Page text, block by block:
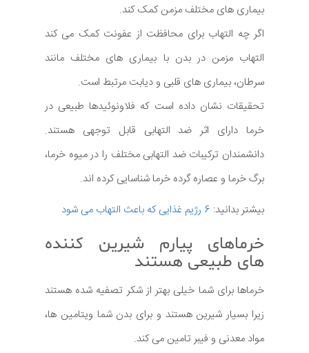
بیماری های مختلف مزمن کمک کند.
اگر چه التهاب برای محافظت از عفونت کمک می کند
التهاب مزمن در بدن با بیماری های مختلف مانند
سرطان، بیماری های قلبی و دیابت مرتبط است.
تحقیقات نشان داده است که فلاونوئیدها طبیعی در
خرما دارای اثر ضد التهابی قابل توجهی هستند.
دانشمندان ترکیبات ضد التهابی مختلف را در میوه خرما،
برگ خرما و عصاره گرده خرما شناسایی کرده اند.
بیشتر بدانید: 6 رژیم غذایی که باعث التهاب می شود
خرماهای پیارم شیرین کننده
های طبیعی هستند
خرماها برای شما خیلی بهتر از شکر تصفیه شده هستند
زیرا بسیار شیرین هستند و برای بدن شما ویتامین ها،
مواد معدنی و فیبر تامین می کند.